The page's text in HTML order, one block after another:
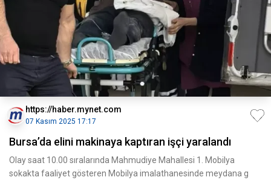
https://haber.mynet.com
07 Kasım 2025 17:17
Bursa’da elini makinaya kaptıran işçi yaralandı
Olay saat 10.00 sıralarında Mahmudiye Mahallesi 1. Mobilya
sokakta faaliyet gösteren Mobilya imalathanesinde meydana g